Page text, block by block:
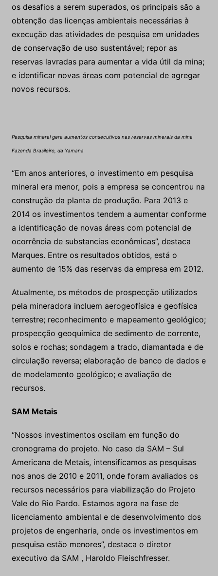
os desafios a serem superados, os principais são a
obtenção das licenças ambientais necessárias à
execução das atividades de pesquisa em unidades
de conservação de uso sustentável; repor as
reservas lavradas para aumentar a vida útil da mina;
e identificar novas áreas com potencial de agregar
novos recursos.
Pesquisa mineral gera aumentos consecutivos nas reservas minerais da mina
Fazenda Brasileiro, da Yamana
“Em anos anteriores, o investimento em pesquisa
mineral era menor, pois a empresa se concentrou na
construção da planta de produção. Para 2013 e
2014 os investimentos tendem a aumentar conforme
a identificação de novas áreas com potencial de
ocorrência de substancias econômicas”, destaca
Marques. Entre os resultados obtidos, está o
aumento de 15% das reservas da empresa em 2012.
Atualmente, os métodos de prospecção utilizados
pela mineradora incluem aerogeofísica e geofísica
terrestre; reconhecimento e mapeamento geológico;
prospecção geoquímica de sedimento de corrente,
solos e rochas; sondagem a trado, diamantada e de
circulação reversa; elaboração de banco de dados e
de modelamento geológico; e avaliação de
recursos.
SAM Metais
“Nossos investimentos oscilam em função do
cronograma do projeto. No caso da SAM – Sul
Americana de Metais, intensificamos as pesquisas
nos anos de 2010 e 2011, onde foram avaliados os
recursos necessários para viabilização do Projeto
Vale do Rio Pardo. Estamos agora na fase de
licenciamento ambiental e de desenvolvimento dos
projetos de engenharia, onde os investimentos em
pesquisa estão menores”, destaca o diretor
executivo da SAM , Haroldo Fleischfresser.